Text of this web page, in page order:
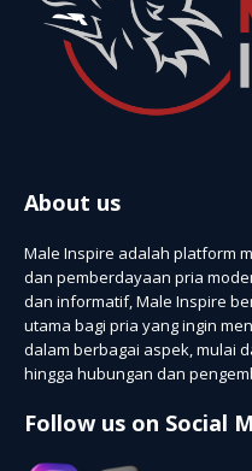
About us
Male Inspire adalah platform
dan pemberdayaan pria
dan informatif, Male Inspire
utama bagi pria yang ingin
dalam berbagai aspek, mulai
hingga hubungan dan
Follow us on Social